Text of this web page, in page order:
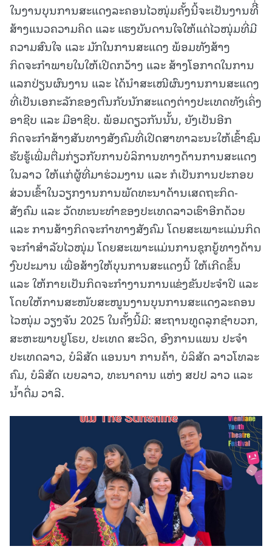
ໃນງານບຸນການສະແດງລະຄອນໄວໜຸ່ມຄັ້ງນີ້ຈະເປັນງານທີີ່
ສ້າງແນວຄວາມຄິດ ແລະ ແຮງບັນດານໃຈໃຫ້ແດ່ໄວໜຸ່ມທີ່ມີ
ຄວາມສົນໃຈ ແລະ ມັກໃນການສະແດງ ພ້ອມທັງສ້າງ
ກິດຈະກຳພາຍໃນໃຫ້ເປີດກວ້າງ ແລະ ສ້າງໂອກາດໃນການ
ແລກປ່ຽນຜົນງານ ແລະ ໄດ້ນໍາສະເໜີຜົນງານການສະແດງ
ທີ່ເປັນເອກະລັກຂອງຕົນກັບນັກສະແດງຕ່າງປະເທດທັງເຄິ່ງ
ອາຊີບ ແລະ ມືອາຊີບ. ພ້ອມດຽວກັນນັ້ນ, ຍັງເປັນອີກ
ກິດຈະກຳສ້າງສັນທາງສັງຄົມທີ່ເປີດສາທາລະນະໃຫ້ເຂົ້າຊົມ
ຮັບຮູ້ເພີ່ມຕື່ມກ່ຽວກັບການບໍລິການທາງດ້ານການສະແດງ
ໃນລາວ ໃຫ້ແກ່ຜູ້ທີ່ມາຮ່ວມງານ ແລະ ກໍເປັນການປະກອບ
ສ່ວນເຂົ້າໃນວຽກງານການພັດທະນາດ້ານເສດຖະກິດ-
ສັງຄົມ ແລະ ວັດທະນະທໍາຂອງປະເທດລາວເຮົາອີກດ້ວຍ
ແລະ ການສ້າງກິດຈະກໍາທາງສັງຄົມ ໂດຍສະເພາະແມ່ນກິດ
ຈະກໍາສໍາລັບໄວໜຸ່ມ ໂດຍສະເພາະແມ່ນການຊຸກຍູ້ທາງດ້ານ
ງົບປະມານ ເພື່ອສ້າງໃຫ້ບຸນການສະແດງນີ້ ໃຫ້ເກີດຂຶ້ນ
ແລະ ໃຫ້ກາຍເປັນກິດຈະກຳງານການແຂ່ງຂັນປະຈຳປີ ແລະ
ໂດຍໃຫ້ການສະໜັບສະໜູນງານບຸນການສະແດງລະຄອນ
ໄວໜຸ່ມ ວຽງຈັນ 2025 ໃນຄັ້ງນີ້ມີ: ສະຖານທູດລຸກຊໍາບວກ,
ສະຫະພາບຢູໂຣບ, ປະເທດ ສະວິດ, ອົງການແພນ ປະຈໍາ
ປະເທດລາວ, ບໍລິສັດ ແອນນາ ການຄ້າ, ບໍລິສັດ ລາວໂທລະ
ຄົມ, ບໍລິສັດ ເບຍລາວ, ທະນາຄານ ແຫ່ງ ສປປ ລາວ ແລະ
ນໍ້າດື່ມ ວາລີ.